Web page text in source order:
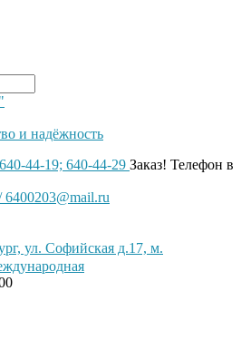
и надёжность
44-19; 640-44-29 Заказ! Телефон в
6400203@mail.ru
ул. Софийская д.17, м.